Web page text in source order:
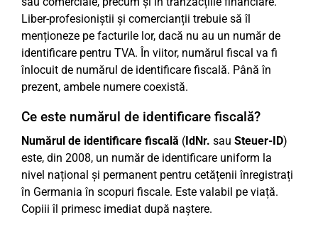
Liber-profesioniștii și comercianții trebuie să îl
menționeze pe facturile lor, dacă nu au un număr de
identificare pentru TVA. În viitor, numărul fiscal va fi
înlocuit de numărul de identificare fiscală. Până în
prezent, ambele numere coexistă.
Ce este numărul de identificare fiscală?
Numărul de identificare fiscală (IdNr. sau Steuer-ID)
este, din 2008, un număr de identificare uniform la
nivel național și permanent pentru cetățenii înregistrați
în Germania în scopuri fiscale. Este valabil pe viață.
Copiii îl primesc imediat după naștere.